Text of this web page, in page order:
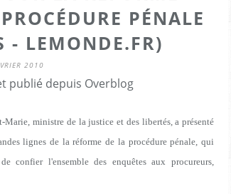
PÉNALE
- LEMONDE.FR)
2010
publié depuis Overblog
ministre de la justice et des libertés, a présenté
lignes de la réforme de la procédure pénale, qui
l'ensemble des enquêtes aux procureurs,